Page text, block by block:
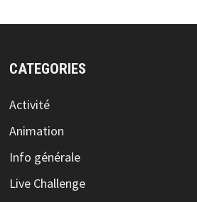
CATEGORIES
Activité
Animation
Info générale
Live Challenge